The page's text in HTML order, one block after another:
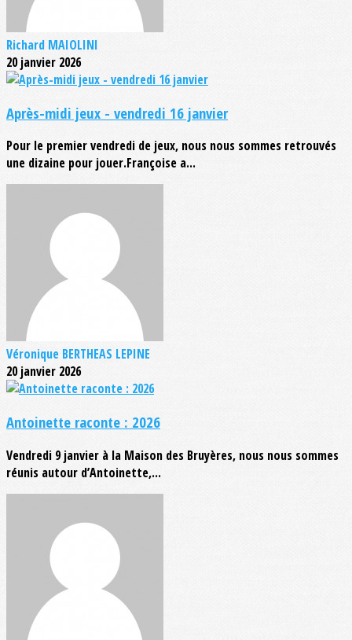
Richard MAIOLINI
20 janvier 2026
Après-midi jeux - vendredi 16 janvier
Pour le premier vendredi de jeux, nous nous sommes retrouvés
une dizaine pour jouer.Françoise a...
Véronique BERTHEAS LEPINE
20 janvier 2026
Antoinette raconte : 2026
Vendredi 9 janvier à la Maison des Bruyères, nous nous sommes
réunis autour d’Antoinette,...